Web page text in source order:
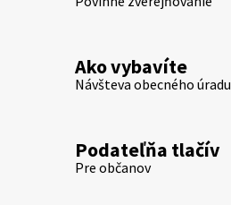
Ako vybavíte
Návšteva obecného úradu
Podateľňa tlačív
Pre občanov